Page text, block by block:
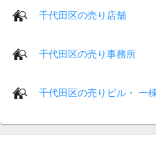
千代田区の売り店舗
千代田区の売り事務所
千代田区の売りビル・ 一